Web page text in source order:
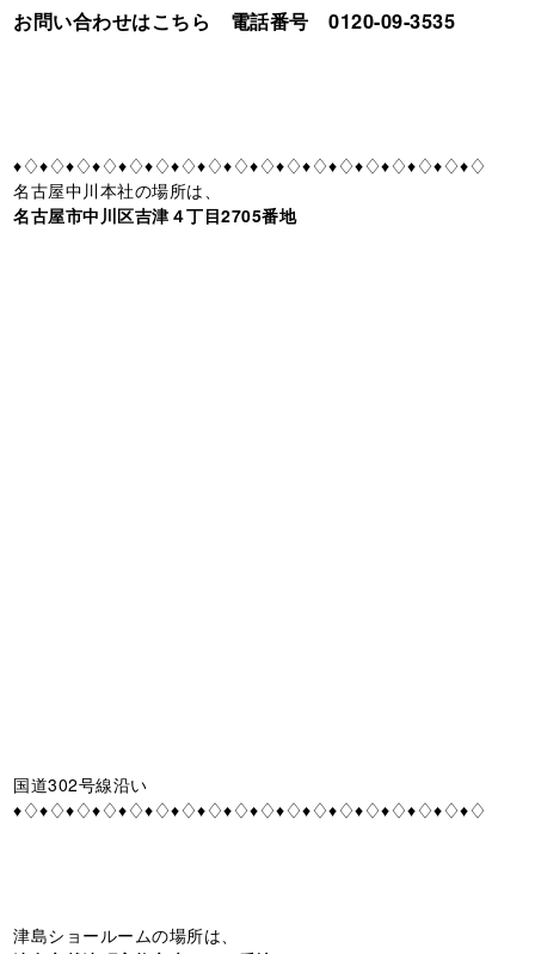
お問い合わせはこちら 電話番号 0120-09-3535
♦♢♦♢♦♢♦♢♦♢♦♢♦♢♦♢♦♢♦♢♦♢♦♢♦♢♦♢♦♢♦♢♦♢♦♢
名古屋中川本社の場所は、
名古屋市中川区吉津４丁目2705番地
国道302号線沿い
♦♢♦♢♦♢♦♢♦♢♦♢♦♢♦♢♦♢♦♢♦♢♦♢♦♢♦♢♦♢♦♢♦♢♦♢
津島ショールームの場所は、